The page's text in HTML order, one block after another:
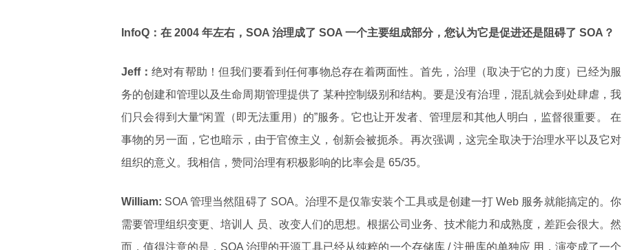
InfoQ：在 2004 年左右，SOA 治理成了 SOA 一个主要组成部分，您认为它是促进还是阻碍了 SOA？
Jeff： 绝对有帮助！但我们要看到任何事物总存在着两面性。首先，治理（取决于它的力度）已经为服
务的创建和管理以及生命周期管理提供了 某种控制级别和结构。要是没有治理，混乱就会到处肆虐，我
们只会得到大量“闲置（即无法重用）的”服务。它也让开发者、管理层和其他人明白，监督很重要。 在
事物的另一面，它也暗示，由于官僚主义，创新会被扼杀。再次强调，这完全取决于治理水平以及它对
组织的意义。我相信，赞同治理有积极影响的比率会是 65/35。
William: SOA 管理当然阻碍了 SOA。治理不是仅靠安装个工具或是创建一打 Web 服务就能搞定的。你
需要管理组织变更、培训人 员、改变人们的思想。根据公司业务、技术能力和成熟度，差距会很大。然
而，值得注意的是，SOA 治理的开源工具已经从纯粹的一个存储库 / 注册库的单独应 用，演变成了一个